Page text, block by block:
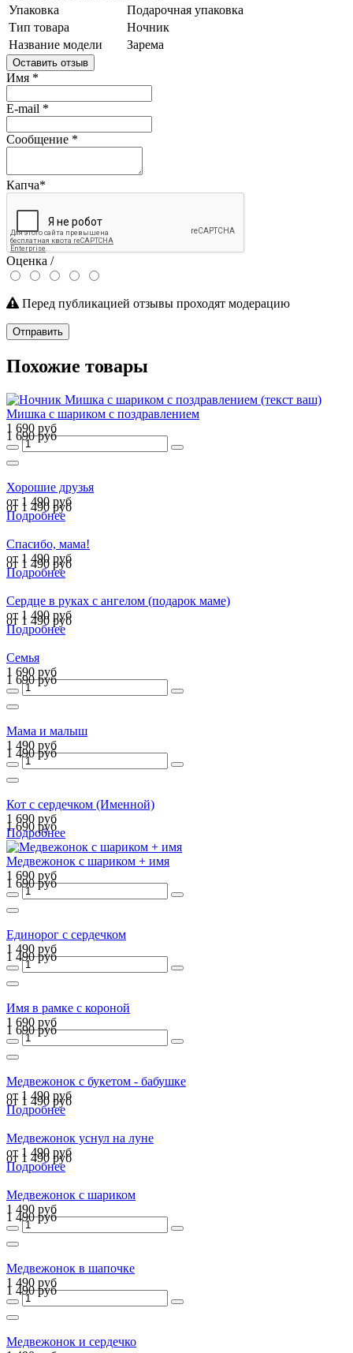
Упаковка
Подарочная упаковка
Тип товара
Ночник
Название модели
Зарема
Оставить отзыв
Имя *
E-mail *
Сообщение *
Капча*
Оценка /
Перед публикацией отзывы проходят модерацию
Отправить
Похожие товары
Мишка с шариком с поздравлением
1 690 руб
1 690 руб
Хорошие друзья
от 1 490 руб
от 1 490 руб
Подробнее
Спасибо, мама!
от 1 490 руб
от 1 490 руб
Подробнее
Сердце в руках с ангелом (подарок маме)
от 1 490 руб
от 1 490 руб
Подробнее
Семья
1 690 руб
1 690 руб
Мама и малыш
1 490 руб
1 490 руб
Кот с сердечком (Именной)
1 690 руб
1 690 руб
Подробнее
Медвежонок с шариком + имя
1 690 руб
1 690 руб
Единорог с сердечком
1 490 руб
1 490 руб
Имя в рамке с короной
1 690 руб
1 690 руб
Медвежонок с букетом - бабушке
от 1 490 руб
от 1 490 руб
Подробнее
Медвежонок уснул на луне
от 1 490 руб
от 1 490 руб
Подробнее
Медвежонок с шариком
1 490 руб
1 490 руб
Медвежонок в шапочке
1 490 руб
1 490 руб
Медвежонок и сердечко